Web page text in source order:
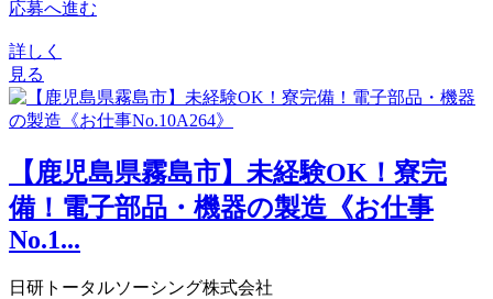
応募へ進む
詳しく
見る
【鹿児島県霧島市】未経験OK！寮完
備！電子部品・機器の製造《お仕事
No.1...
日研トータルソーシング株式会社